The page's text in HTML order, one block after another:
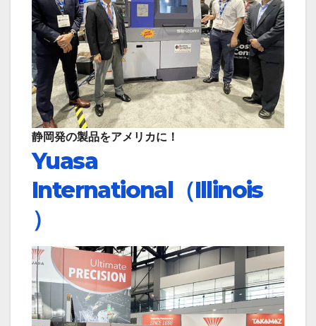
静岡発の製品をアメリカに！
Yuasa
International（Illinois
）